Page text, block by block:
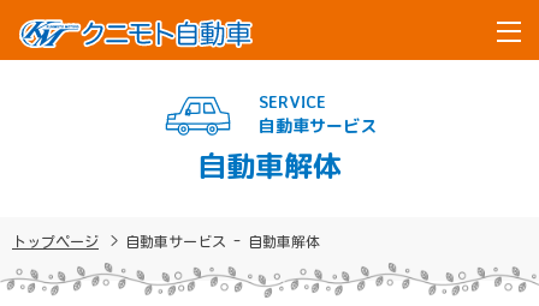
SERVICE
自動車サービス
自動車解体
トップページ 自動車サービス - 自動車解体